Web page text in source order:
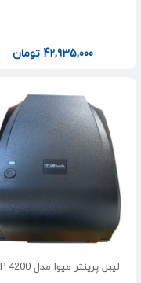
42,935,000 تومان
لیبل پرینتر میوا مدل MBP 4200